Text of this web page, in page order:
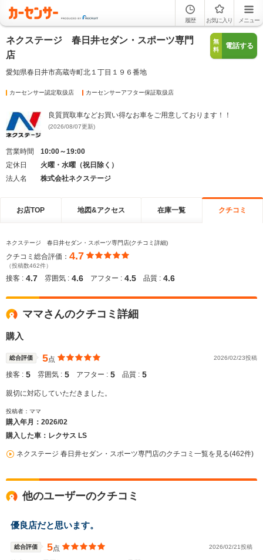
履歴 お気に入り メニュー
ネクステージ 春日井セダン・スポーツ専門
店
愛知県春日井市高蔵寺町北１丁目１９６番地
無
料
電話する
カーセンサー認定取扱店 カーセンサーアフター保証取扱店
良質買取車などお買い得なお車をご用意しております！！
(2026/08/07更新)
営業時間
10:00～19:00
定休日
火曜・水曜（祝日除く）
法人名
株式会社ネクステージ
お店TOP 地図&アクセス 在庫一覧 クチコミ
ネクステージ 春日井セダン・スポーツ専門店(クチコミ詳細)
クチコミ総合評価： 4.7
（投稿数462件）
接客 : 4.7 雰囲気 : 4.6 アフター : 4.5 品質 : 4.6
ママさんのクチコミ詳細
購入
総合評価 5点 2026/02/23投稿
接客 : 5 雰囲気 : 5 アフター : 5 品質 : 5
親切に対応していただきました。
投稿者：ママ
購入年月： 2026/02
購入した車：レクサス LS
ネクステージ 春日井セダン・スポーツ専門店のクチコミ一覧を見る(462件)
他のユーザーのクチコミ
優良店だと思います。
総合評価 5点 2026/02/21投稿